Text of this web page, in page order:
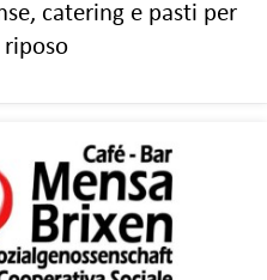
catering e pasti per
riposo